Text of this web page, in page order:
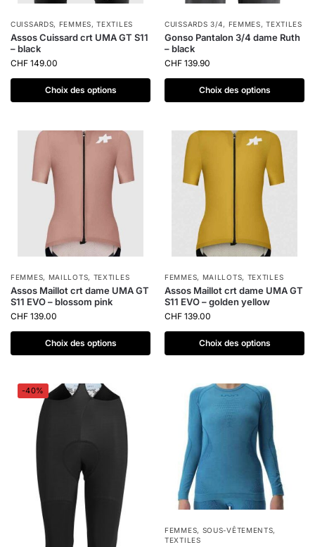
CUISSARDS, FEMMES,TEXTILES
Assos Cuissard crt UMA GT S11
– black
CHF 149.00
Choix des options
CUISSARDS 3/4, FEMMES,TEXTILES
Gonso Pantalon 3/4 dame Ruth
– black
CHF 139.90
Choix des options
FEMMES, MAILLOTS, TEXTILES
Assos Maillot crt dame UMA GT
S11 EVO – blossom pink
CHF 139.00
Choix des options
FEMMES, MAILLOTS, TEXTILES
Assos Maillot crt dame UMA GT
S11 EVO – golden yellow
CHF 139.00
Choix des options
-40%
FEMMES, SOUS-VÊTEMENTS,
TEXTILES